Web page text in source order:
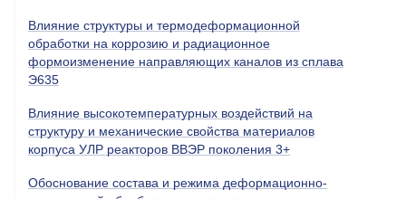
Влияние структуры и термодеформационной
обработки на коррозию и радиационное
формоизменение направляющих каналов из сплава
Э635
Влияние высокотемпературных воздействий на
структуру и механические свойства материалов
корпуса УЛР реакторов ВВЭР поколения 3+
Обоснование состава и режима деформационно-